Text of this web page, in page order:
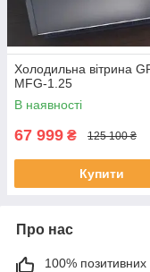
Холодильна вітрина
MFG-1.25
В наявності
67 999 ₴ 125 100 ₴
Купити
Про нас
100% позитивних